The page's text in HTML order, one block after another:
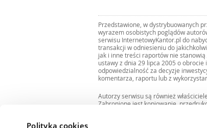
Polityka cookies
Przedstawione, w dystrybuowanych
wyrazem osobistych poglądów
serwisu InternetowyKantor.pl do
transakcji w odniesieniu do
jak i inne treści raportów nie
ustawy z dnia 29 lipca 2005 o
odpowiedzialność za decyzje
komentarza, raportu lub z
Autorzy serwisu są również
Zabronione jest kopiowanie,